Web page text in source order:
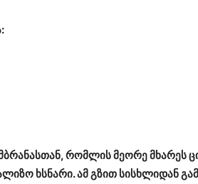
რომლის მეორე მხარეს
ხსნარი. ამ გზით სისხლიდან